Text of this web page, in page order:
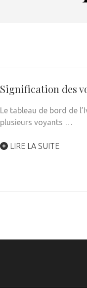
Signification des
Le tableau de bord de
plusieurs voyants …
LIRE LA SUITE